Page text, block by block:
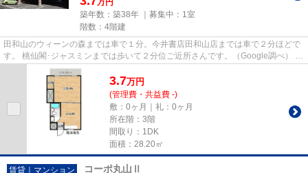
万円
築年数：築38年 ｜募集中： 1室
階数：4階建
田和山のウィーンの森までは車で１分。今井書店田和山店までは車で２分ほどで
す。 桃仙閣･ジャスミンまでは歩いて２分位ご近所さんです。（Google調べ） 男
女問わず人気のエリアです。...
3.7万円
(管理費・共益費 -)
敷：0ヶ月｜礼：0ヶ月
所在階：3階
間取り：1DK
面積：28.20㎡
賃貸｜マンション コーポ丸山Ⅱ